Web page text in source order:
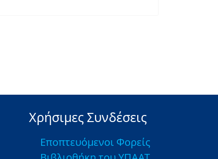
Χρήσιμες Συνδέσεις
Εποπτευόμενοι Φορείς